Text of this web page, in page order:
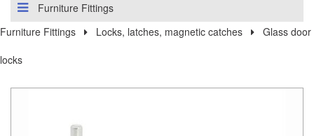
Furniture Fittings
Furniture Fittings
Locks, latches, magnetic catches
Glass door
locks